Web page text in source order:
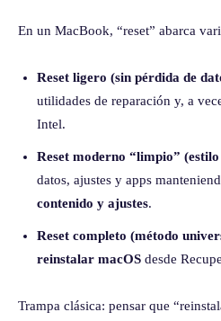
En un MacBook, “reset” abarca
Reset ligero (sin pérdida de
utilidades de reparación y, a
Intel.
Reset moderno “limpio”
datos, ajustes y apps
contenido y ajustes.
Reset completo (método
reinstalar macOS desde
Trampa clásica: pensar que